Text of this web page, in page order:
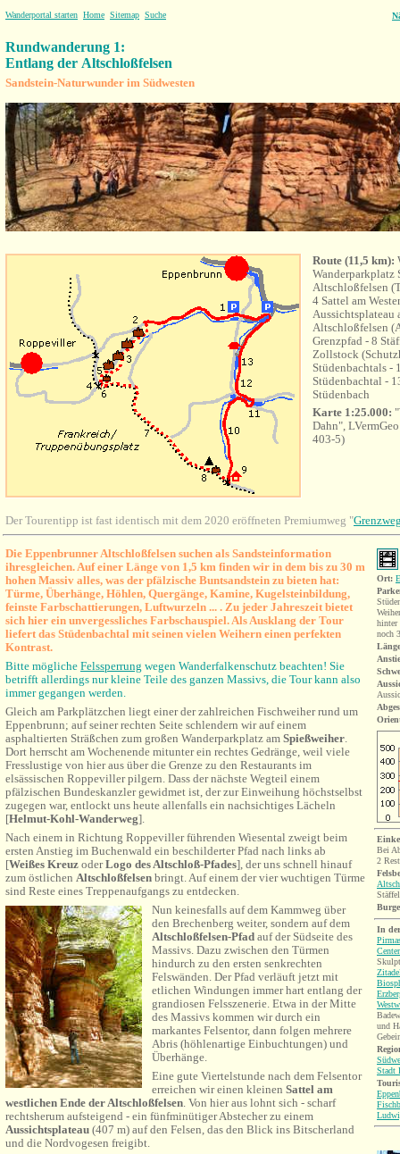
Wanderportal starten Home Sitemap Suche
Rundwanderung 1:
Entlang der Altschloßfelsen
Sandstein-Naturwunder im Südwesten
Route (11,5 km):
Wanderparkplatz
Altschloßfelsen
4 Sattel am
Aussichtsplateau
Altschloßfelsen
Grenzpfad - 8
Zollstock
Stüdenbachtals -
Stüdenbachtal -
Stüdenbach
Karte 1:25.000:
Dahn",
403-5)
Der Tourentipp ist fast identisch mit dem 2020 eröffneten Premiumweg "
Die Eppenbrunner Altschloßfelsen suchen als Sandsteinformation
ihresgleichen. Auf einer Länge von 1,5 km finden wir in dem bis zu 30 m
hohen Massiv alles, was der pfälzische Buntsandstein zu bieten hat:
Türme, Überhänge, Höhlen, Quergänge, Kamine, Kugelsteinbildung,
feinste Farbschattierungen, Luftwurzeln ... . Zu jeder Jahreszeit bietet
sich hier ein unvergessliches Farbschauspiel. Als Ausklang der Tour
liefert das Stüdenbachtal mit seinen vielen Weihern einen perfekten
Kontrast.
Bitte mögliche Felssperrung wegen Wanderfalkenschutz beachten! Sie
betrifft allerdings nur kleine Teile des ganzen Massivs, die Tour kann also
immer gegangen werden.
Gleich am Parkplätzchen liegt einer der zahlreichen Fischweiher rund um
Eppenbrunn; auf seiner rechten Seite schlendern wir auf einem
asphaltierten Sträßchen zum großen Wanderparkplatz am Spießweiher.
Dort herrscht am Wochenende mitunter ein rechtes Gedränge, weil viele
Fresslustige von hieraus über die Grenze zu den Restaurants im
elsässischen Roppeviller pilgern. Dass der nächste Wegteil einem
pfälzischen Bundeskanzler gewidmet ist, der zur Einweihung höchstselbst
zugegen war, entlockt uns heute allenfalls ein nachsichtiges Lächeln
[Helmut-Kohl-Wanderweg].
Nach einem in Richtung Roppeviller führenden Wiesental zweigt beim
ersten Anstieg im Buchenwald ein beschilderter Pfad nach links ab
[Weißes Kreuz oderLogo des Altschloß-Pfades], der uns schnell hinauf
zum östlichen Altschloßfelsen bringt. Auf einem der vier wuchtigen Türme
sind Reste eines Treppenaufgangs zu entdecken.
Nun keinesfalls auf dem Kammweg über
den Brechenberg weiter, sondern auf dem
Altschloßfelsen-Pfad auf der Südseite des
Massivs. Dazu zwischen den Türmen
hindurch zu den ersten senkrechten
Felswänden. Der Pfad verläuft jetzt mit
etlichen Windungen immer hart entlang der
grandiosen Felsszenerie. Etwa in der Mitte
des Massivs kommen wir durch ein
markantes Felsentor, dann folgen mehrere
Abris (höhlenartige Einbuchtungen) und
Überhänge.
Eine gute Viertelstunde nach dem Felsentor
erreichen wir einen kleinen Sattel am
westlichen Ende der Altschloßfelsen. Von hier aus lohnt sich - scharf
rechtsherum aufsteigend - ein fünfminütiger Abstecher zu einem
Aussichtsplateau (407 m) auf den Felsen, das den Blick ins Bitscherland
und die Nordvogesen freigibt.
Ort:
hinter
noch
Bei
2
In
Center
und
Stadt